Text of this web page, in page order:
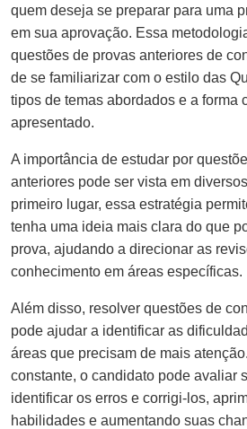
quem deseja se preparar para uma
em sua aprovação. Essa
questões de provas anteriores de
de se familiarizar com o estilo das
tipos de temas abordados e a forma
apresentado.
A importância de estudar por
anteriores pode ser vista em
primeiro lugar, essa estratégia
tenha uma ideia mais clara do que
prova, ajudando a direcionar as
conhecimento em áreas específicas.
Além disso, resolver questões de
pode ajudar a identificar as
áreas que precisam de mais
constante, o candidato pode avaliar
identificar os erros e corrigi-los,
habilidades e aumentando suas